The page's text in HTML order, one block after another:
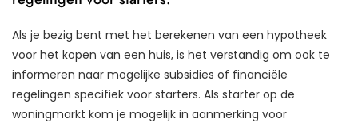
Als je bezig bent met het berekenen van een hypotheek
voor het kopen van een huis, is het verstandig om ook te
informeren naar mogelijke subsidies of financiële
regelingen specifiek voor starters. Als starter op de
woningmarkt kom je mogelijk in aanmerking voor